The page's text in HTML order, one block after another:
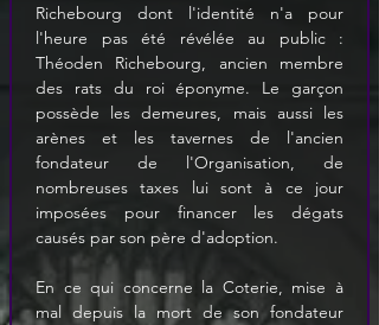
Richebourg dont l'identité n'a pour
l'heure pas été révélée au public :
Théoden Richebourg, ancien membre
des rats du roi éponyme. Le garçon
possède les demeures, mais aussi les
arènes et les tavernes de l'ancien
fondateur de l'Organisation, de
nombreuses taxes lui sont à ce jour
imposées pour financer les dégats
causés par son père d'adoption.
En ce qui concerne la Coterie, mise à
mal depuis la mort de son fondateur